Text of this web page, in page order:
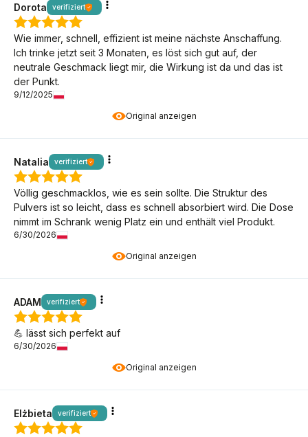
Original anzeigen
Dorota verifiziert
Wie immer, schnell, effizient ist meine nächste Anschaffung.
Ich trinke jetzt seit 3 Monaten, es löst sich gut auf, der
neutrale Geschmack liegt mir, die Wirkung ist da und das ist
der Punkt.
9/12/2025
Original anzeigen
Natalia verifiziert
Völlig geschmacklos, wie es sein sollte. Die Struktur des
Pulvers ist so leicht, dass es schnell absorbiert wird. Die Dose
nimmt im Schrank wenig Platz ein und enthält viel Produkt.
6/30/2026
Original anzeigen
ADAM verifiziert
💪 lässt sich perfekt auf
6/30/2026
Elżbieta verifiziert